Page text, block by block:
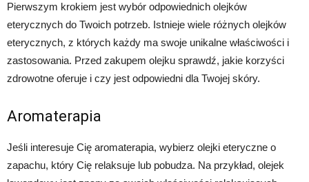
Pierwszym krokiem jest wybór odpowiednich olejków
eterycznych do Twoich potrzeb. Istnieje wiele różnych olejków
eterycznych, z których każdy ma swoje unikalne właściwości i
zastosowania. Przed zakupem olejku sprawdź, jakie korzyści
zdrowotne oferuje i czy jest odpowiedni dla Twojej skóry.
Aromaterapia
Jeśli interesuje Cię aromaterapia, wybierz olejki eteryczne o
zapachu, który Cię relaksuje lub pobudza. Na przykład, olejek